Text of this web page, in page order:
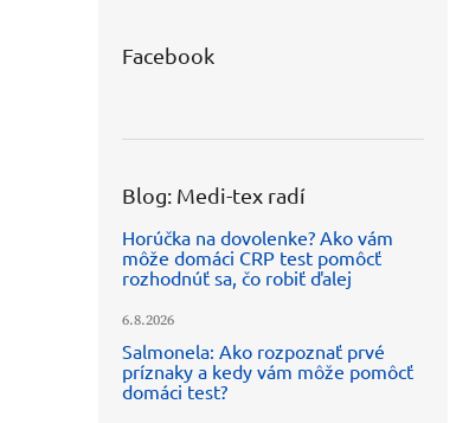
Facebook
Blog: Medi-tex radí
Horúčka na dovolenke? Ako vám
môže domáci CRP test pomôcť
rozhodnúť sa, čo robiť ďalej
6.8.2026
Salmonela: Ako rozpoznať prvé
príznaky a kedy vám môže pomôcť
domáci test?